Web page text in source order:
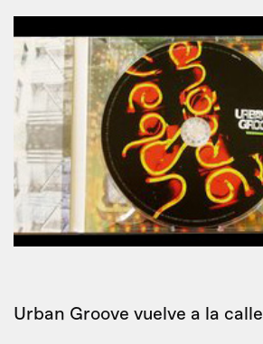
Urban Groove vuelve a la calle